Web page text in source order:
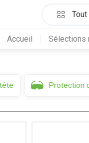
Tout
Accueil Sélections
& des jambes
Protection